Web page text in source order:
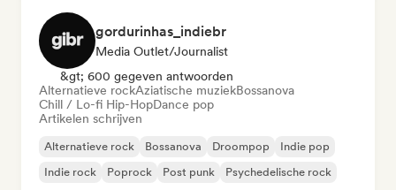
gordurinhas_indiebr
Media Outlet/Journalist
&gt; 600 gegeven antwoorden
Alternatieve rockAziatische muziekBossanova
Chill / Lo-fi Hip-HopDance pop
Artikelen schrijven
Alternatieve rock Bossanova Droompop
Indie pop
Indie rock
Poprock Post punk Psychedelische rock